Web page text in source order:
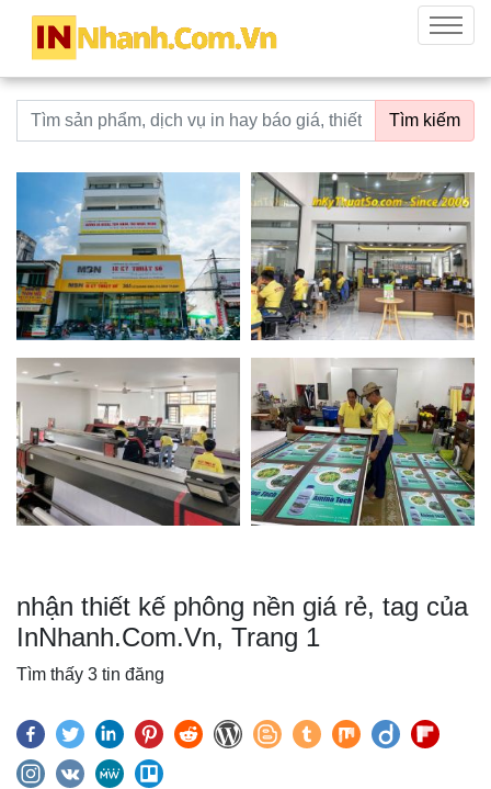
innhanh.com.vn
Menu
Từ khoá tìm kiếm Tìm kiếm
nhận thiết kế phông nền giá rẻ, tag của
InNhanh.Com.Vn, Trang 1
Tìm thấy 3 tin đăng